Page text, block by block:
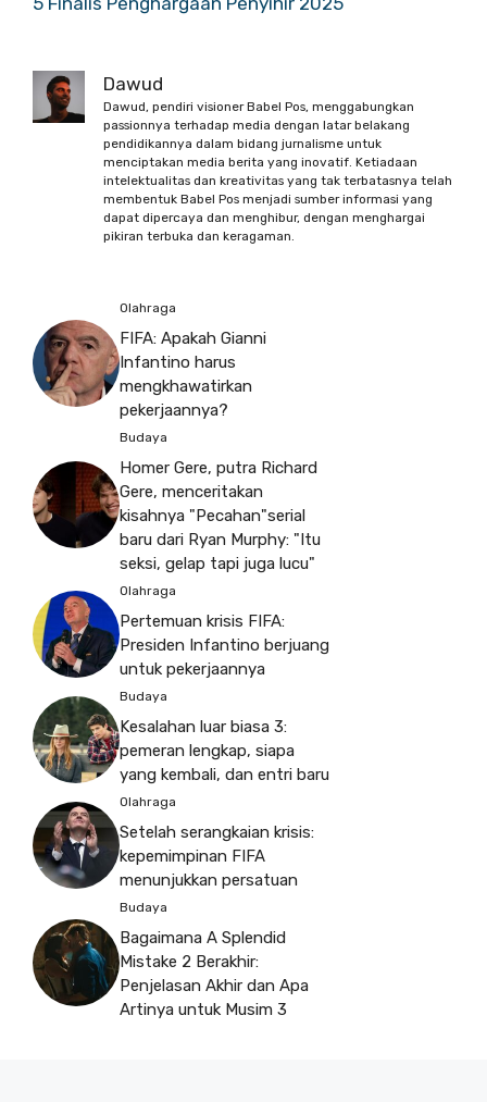
Dawud
Dawud, pendiri visioner Babel Pos, menggabungkan
passionnya terhadap media dengan latar belakang
pendidikannya dalam bidang jurnalisme untuk
menciptakan media berita yang inovatif. Ketiadaan
intelektualitas dan kreativitas yang tak terbatasnya telah
membentuk Babel Pos menjadi sumber informasi yang
dapat dipercaya dan menghibur, dengan menghargai
pikiran terbuka dan keragaman.
Olahraga
FIFA: Apakah Gianni
Infantino harus
mengkhawatirkan
pekerjaannya?
Budaya
Homer Gere, putra Richard
Gere, menceritakan
kisahnya "Pecahan"serial
baru dari Ryan Murphy: "Itu
seksi, gelap tapi juga lucu"
Olahraga
Pertemuan krisis FIFA:
Presiden Infantino berjuang
untuk pekerjaannya
Budaya
Kesalahan luar biasa 3:
pemeran lengkap, siapa
yang kembali, dan entri baru
Olahraga
Setelah serangkaian krisis:
kepemimpinan FIFA
menunjukkan persatuan
Budaya
Bagaimana A Splendid
Mistake 2 Berakhir:
Penjelasan Akhir dan Apa
Artinya untuk Musim 3